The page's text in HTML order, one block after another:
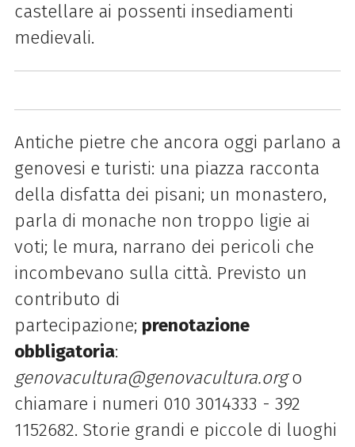
castellare ai possenti insediamenti
medievali.
Antiche pietre che ancora oggi parlano a
genovesi e turisti: una piazza racconta
della disfatta dei pisani; un monastero,
parla di monache non troppo ligie ai
voti; le mura, narrano dei pericoli che
incombevano sulla città. Previsto un
contributo di
partecipazione; prenotazione
obbligatoria:
genovacultura@genovacultura.orgo
chiamare i numeri 010 3014333 - 392
1152682. Storie grandi e piccole di luoghi